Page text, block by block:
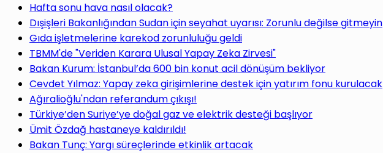
Hafta sonu hava nasıl olacak?
Dışişleri Bakanlığından Sudan için seyahat uyarısı: Zorunlu değilse gitmeyin
Gıda işletmelerine karekod zorunluluğu geldi
TBMM'de "Veriden Karara Ulusal Yapay Zeka Zirvesi"
Bakan Kurum: İstanbul’da 600 bin konut acil dönüşüm bekliyor
Cevdet Yılmaz: Yapay zeka girişimlerine destek için yatırım fonu kurulacak
Ağıralioğlu'ndan referandum çıkışı!
Türkiye’den Suriye’ye doğal gaz ve elektrik desteği başlıyor
Ümit Özdağ hastaneye kaldırıldı!
Bakan Tunç: Yargı süreçlerinde etkinlik artacak